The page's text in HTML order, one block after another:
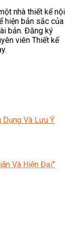
nhà thiết kế nội
hiện bản sắc của
bản. Đăng ký
viên Thiết kế
Dụng Và Lưu Ý
Và Hiện Đại"